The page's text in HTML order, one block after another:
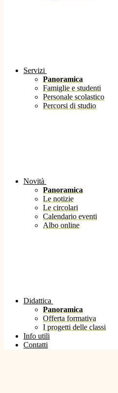
Servizi
Panoramica
Famiglie e studenti
Personale scolastico
Percorsi di studio
Novità
Panoramica
Le notizie
Le circolari
Calendario eventi
Albo online
Didattica
Panoramica
Offerta formativa
I progetti delle classi
Info utili
Contatti